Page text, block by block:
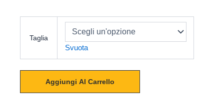
Originale
Era:
149,99 €.
Attuale
È:
118,49 €.
Taglia
Svuota
Ego
Aggiungi Al Carrello